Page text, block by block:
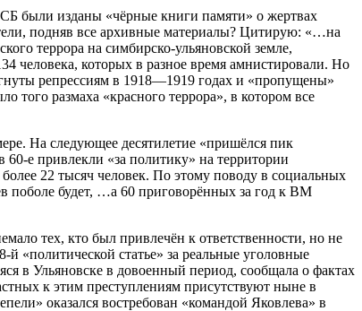
были изданы «чёрные книги памяти» о жертвах
подняв все архивные материалы? Цитирую: «…на
террора на симбирско-ульяновской земле,
человека, которых в разное время амнистировали. Но
репрессиям в 1918—1919 годах и «пропущены»
того размаха «красного террора», в котором все
На следующее десятилетие «пришёлся пик
е привлекли «за политику» на территории
22 тысяч человек. По этому поводу в социальных
поболе будет, …а 60 приговорённых за год к ВМ
тех, кто был привлечён к ответственности, но не
«политической статье» за реальные уголовные
в Ульяновске в довоенный период, сообщала о фактах
к этим преступлениям присутствуют ныне в
оказался востребован «командой Яковлева» в